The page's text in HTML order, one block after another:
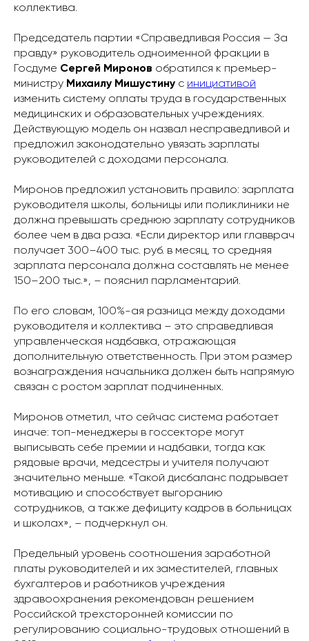
коллектива.
Председатель партии «Справедливая Россия — За
правду» руководитель одноименной фракции в
Госдуме Сергей Миронов обратился к премьер-
министру Михаилу Мишустину с инициативой
изменить систему оплаты труда в государственных
медицинских и образовательных учреждениях.
Действующую модель он назвал несправедливой и
предложил законодательно увязать зарплаты
руководителей с доходами персонала.
Миронов предложил установить правило: зарплата
руководителя школы, больницы или поликлиники не
должна превышать среднюю зарплату сотрудников
более чем в два раза. «Если директор или главврач
получает 300–400 тыс. руб. в месяц, то средняя
зарплата персонала должна составлять не менее
150–200 тыс.», – пояснил парламентарий.
По его словам, 100%-ая разница между доходами
руководителя и коллектива – это справедливая
управленческая надбавка, отражающая
дополнительную ответственность. При этом размер
вознаграждения начальника должен быть напрямую
связан с ростом зарплат подчиненных.
Миронов отметил, что сейчас система работает
иначе: топ-менеджеры в госсекторе могут
выписывать себе премии и надбавки, тогда как
рядовые врачи, медсестры и учителя получают
значительно меньше. «Такой дисбаланс подрывает
мотивацию и способствует выгоранию
сотрудников, а также дефициту кадров в больницах
и школах», – подчеркнул он.
Предельный уровень соотношения заработной
платы руководителей и их заместителей, главных
бухгалтеров и работников учреждения
здравоохранения рекомендован решением
Российской трехсторонней комиссии по
регулированию социально-трудовых отношений в